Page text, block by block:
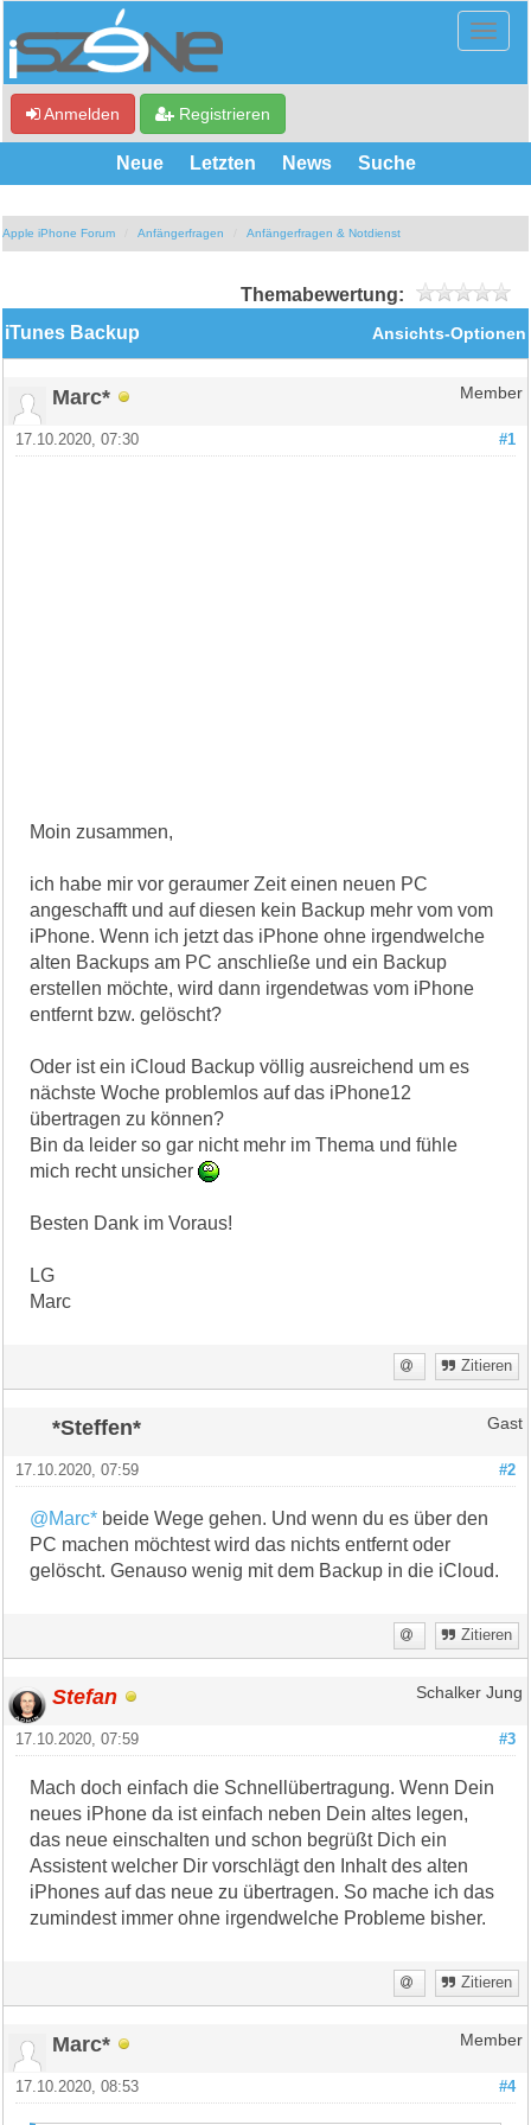
Anmelden Registrieren
Neue Letzten News Suche
Apple iPhone Forum Anfängerfragen Anfängerfragen & Notdienst
Themabewertung:
Ansichts-Optionen
iTunes Backup
Marc* Member
#1
17.10.2020, 07:30
Moin zusammen,
ich habe mir vor geraumer Zeit einen neuen PC
angeschafft und auf diesen kein Backup mehr vom vom
iPhone. Wenn ich jetzt das iPhone ohne irgendwelche
alten Backups am PC anschließe und ein Backup
erstellen möchte, wird dann irgendetwas vom iPhone
entfernt bzw. gelöscht?
Oder ist ein iCloud Backup völlig ausreichend um es
nächste Woche problemlos auf das iPhone12
übertragen zu können?
Bin da leider so gar nicht mehr im Thema und fühle
mich recht unsicher
Besten Dank im Voraus!
LG
Marc
Zitieren
*Steffen* Gast
#2
17.10.2020, 07:59
@Marc* beide Wege gehen. Und wenn du es über den
PC machen möchtest wird das nichts entfernt oder
gelöscht. Genauso wenig mit dem Backup in die iCloud.
Zitieren
Stefan Schalker Jung
#3
17.10.2020, 07:59
Mach doch einfach die Schnellübertragung. Wenn Dein
neues iPhone da ist einfach neben Dein altes legen,
das neue einschalten und schon begrüßt Dich ein
Assistent welcher Dir vorschlägt den Inhalt des alten
iPhones auf das neue zu übertragen. So mache ich das
zumindest immer ohne irgendwelche Probleme bisher.
Zitieren
Marc* Member
#4
17.10.2020, 08:53